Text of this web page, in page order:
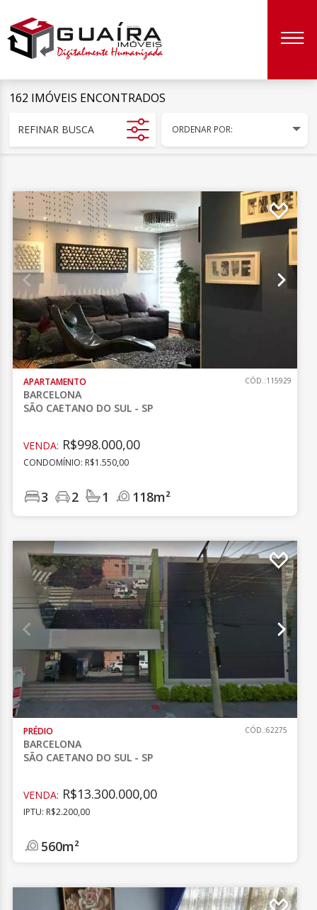
162 IMÓVEIS ENCONTRADOS
REFINAR BUSCA ORDENAR POR:
APARTAMENTO
BARCELONA
SÃO CAETANO DO SUL - SP
CÓD.:115929
VENDA: R$998.000,00
CONDOMÍNIO: R$1.550,00
3 2 1 118m²
PRÉDIO
BARCELONA
SÃO CAETANO DO SUL - SP
CÓD.:62275
VENDA: R$13.300.000,00
IPTU: R$2.200,00
560m²